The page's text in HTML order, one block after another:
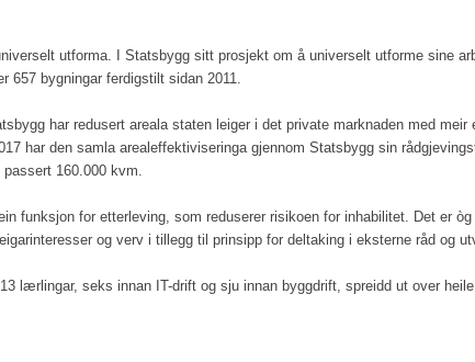
utforma. I Statsbygg sitt prosjekt om å universelt utforme sine
657 bygningar ferdigstilt sidan 2011.
har redusert areala staten leiger i det private marknaden med meir
har den samla arealeffektiviseringa gjennom Statsbygg sin
160.000 kvm.
funksjon for etterleving, som reduserer risikoen for inhabilitet. Det er òg
og verv i tillegg til prinsipp for deltaking i eksterne råd og
lærlingar, seks innan IT-drift og sju innan byggdrift, spreidd ut over